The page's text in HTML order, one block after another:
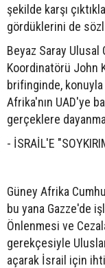
şekilde karşı
gördüklerini de
Beyaz Saray
Koordinatörü John
brifinginde,
Afrika'nın UAD'ye
gerçeklere
- İSRAİL'E
Güney Afrika
bu yana Gazze'de
Önlenmesi ve
gerekçesiyle
açarak İsrail için